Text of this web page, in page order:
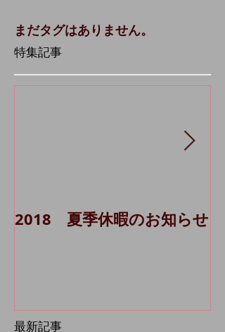
まだタグはありません。
特集記事
2018 夏季休暇のお知らせ
最新記事